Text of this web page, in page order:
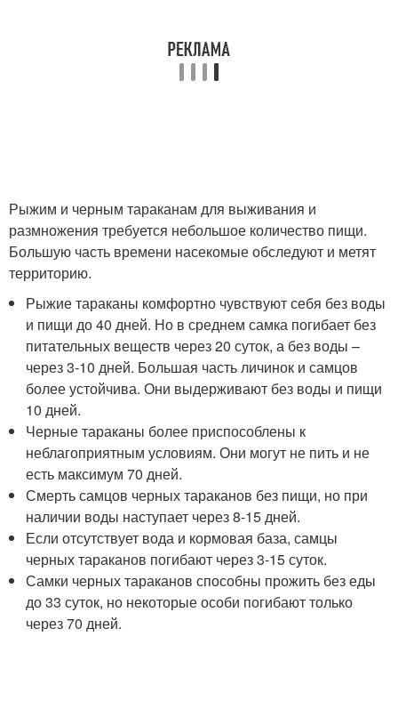
Рыжим и черным тараканам для выживания и
размножения требуется небольшое количество пищи.
Большую часть времени насекомые обследуют и метят
территорию.
Рыжие тараканы комфортно чувствуют себя без воды
и пищи до 40 дней. Но в среднем самка погибает без
питательных веществ через 20 суток, а без воды –
через 3-10 дней. Большая часть личинок и самцов
более устойчива. Они выдерживают без воды и пищи
10 дней.
Черные тараканы более приспособлены к
неблагоприятным условиям. Они могут не пить и не
есть максимум 70 дней.
Смерть самцов черных тараканов без пищи, но при
наличии воды наступает через 8-15 дней.
Если отсутствует вода и кормовая база, самцы
черных тараканов погибают через 3-15 суток.
Самки черных тараканов способны прожить без еды
до 33 суток, но некоторые особи погибают только
через 70 дней.